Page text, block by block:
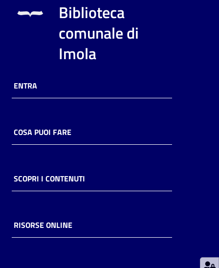
Risorse
online
Casa
Piani
storico
Biblioteca
comunale di
Imola
ENTRA
COSA PUOI FARE
SCOPRI I CONTENUTI
RISORSE ONLINE